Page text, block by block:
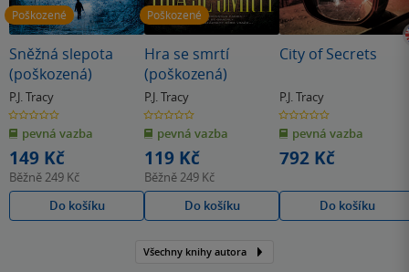
Poškozené
Sněžná slepota
(poškozená)
P.J. Tracy
0.0
z
5
hvězdiček
pevná vazba
149 Kč
Běžně249 Kč
Do košíku
Poškozené
Hra se smrtí
(poškozená)
P.J. Tracy
0.0
z
5
hvězdiček
pevná vazba
119 Kč
Běžně249 Kč
Do košíku
City of Secrets
P.J. Tracy
0.0
z
5
hvězdiček
pevná vazba
792 Kč
Do košíku
Všechny knihy autora